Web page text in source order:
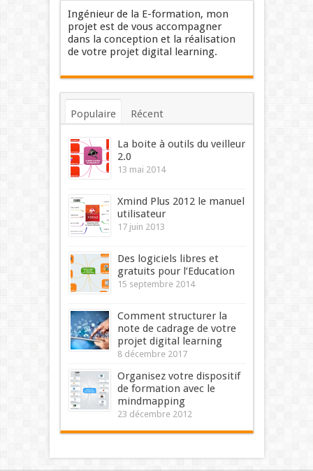
Ingénieur de la E-formation, mon
projet est de vous accompagner
dans la conception et la réalisation
de votre projet digital learning.
Populaire Récent
Commentaires Mots-clés
La boite à outils du veilleur
2.0
13 mai 2014
Xmind Plus 2012 le manuel
utilisateur
17 juin 2013
Des logiciels libres et
gratuits pour l’Education
15 septembre 2014
Comment structurer la
note de cadrage de votre
projet digital learning
8 décembre 2017
Organisez votre dispositif
de formation avec le
mindmapping
23 décembre 2012